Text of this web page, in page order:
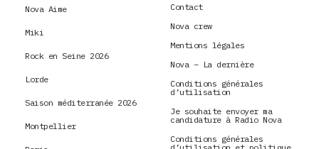
Nova Aime
Miki
Rock en Seine 2026
Lorde
Saison méditerranée 2026
Montpellier
Contact
Nova crew
Mentions légales
Nova – La dernière
Conditions générales
d’utilisation
Je souhaite envoyer ma
candidature à Radio Nova
Conditions générales
d’utilisation et politique